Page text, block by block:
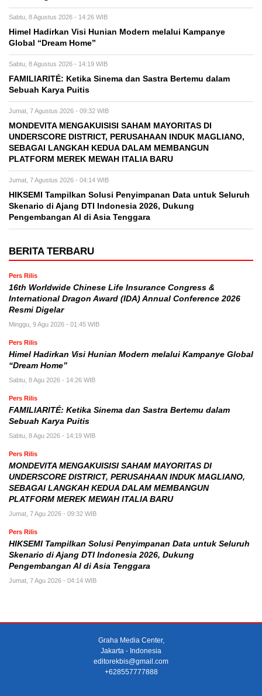
Sabtu, 8 Agustus 2026 - 14:26 WIB
Himel Hadirkan Visi Hunian Modern melalui Kampanye
Global “Dream Home”
Sabtu, 8 Agustus 2026 - 14:19 WIB
FAMILIARITÉ: Ketika Sinema dan Sastra Bertemu dalam
Sebuah Karya Puitis
Jumat, 7 Agustus 2026 - 09:32 WIB
MONDEVITA MENGAKUISISI SAHAM MAYORITAS DI
UNDERSCORE DISTRICT, PERUSAHAAN INDUK MAGLIANO,
SEBAGAI LANGKAH KEDUA DALAM MEMBANGUN
PLATFORM MEREK MEWAH ITALIA BARU
Jumat, 7 Agustus 2026 - 04:14 WIB
HIKSEMI Tampilkan Solusi Penyimpanan Data untuk Seluruh
Skenario di Ajang DTI Indonesia 2026, Dukung
Pengembangan AI di Asia Tenggara
BERITA TERBARU
Pers Rilis
16th Worldwide Chinese Life Insurance Congress &
International Dragon Award (IDA) Annual Conference 2026
Resmi Digelar
Minggu, 9 Agu 2026 - 01:45 WIB
Pers Rilis
Himel Hadirkan Visi Hunian Modern melalui Kampanye Global
“Dream Home”
Sabtu, 8 Agu 2026 - 14:26 WIB
Pers Rilis
FAMILIARITÉ: Ketika Sinema dan Sastra Bertemu dalam
Sebuah Karya Puitis
Sabtu, 8 Agu 2026 - 14:19 WIB
Pers Rilis
MONDEVITA MENGAKUISISI SAHAM MAYORITAS DI
UNDERSCORE DISTRICT, PERUSAHAAN INDUK MAGLIANO,
SEBAGAI LANGKAH KEDUA DALAM MEMBANGUN
PLATFORM MEREK MEWAH ITALIA BARU
Jumat, 7 Agu 2026 - 09:32 WIB
Pers Rilis
HIKSEMI Tampilkan Solusi Penyimpanan Data untuk Seluruh
Skenario di Ajang DTI Indonesia 2026, Dukung
Pengembangan AI di Asia Tenggara
Jumat, 7 Agu 2026 - 04:14 WIB
Graha Media Center,
Jakarta - Indonesia
editorekbis@gmail.com
+628557777888